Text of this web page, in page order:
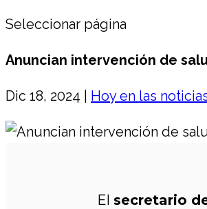
Seleccionar página
Anuncian intervención de
Dic 18, 2024 Hoy en las
El secretario